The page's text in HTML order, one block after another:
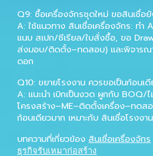
Q9: ซื้อเครื่องจักรชุดใหม่ ขอสินเชื่อ
A: ใช้แนวทาง สินเชื่อเครื่องจักร: ทำ
แนบ สเปก/ซีเรียล/ใบสั่งซื้อ, ขอ
ส่งมอบ/ติดตั้ง–ทดสอบ) และพิจารณ
ดอก
Q10: ขยายโรงงาน ควรขอเป็นก้อนเ
A: แนะนำ เบิกเป็นงวด ผูกกับ BOQ/
โครงสร้าง–ME–ติดตั้งเครื่อง–ทดส
ก้อนเดียวมาก เหมาะกับ สินเชื่อโรงงาน
บทความที่เกี่ยวข้อง สินเชื่อเครื่องจักร
ธุรกิจรับเหมาก่อสร้าง